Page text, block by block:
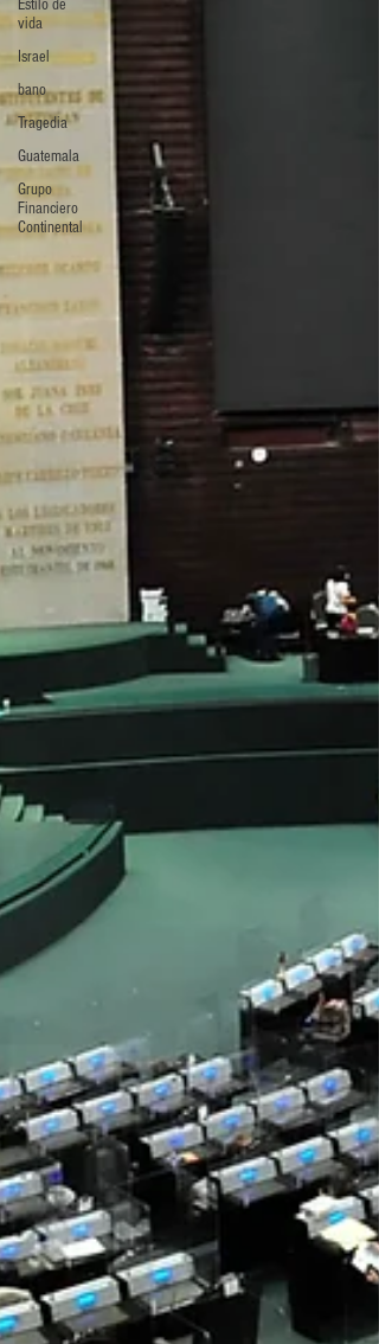
Estilo de
vida
Israel
bano
Tragedia
Guatemala
Grupo
Financiero
Continental